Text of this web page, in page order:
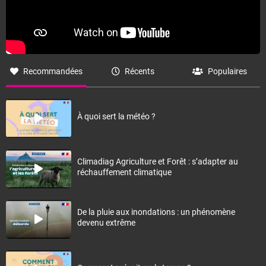
Recommandées Récents Populaires
À quoi sert la météo ?
Climadiag Agriculture et Forêt : s’adapter au
réchauffement climatique
De la pluie aux inondations : un phénomène
devenu extrême